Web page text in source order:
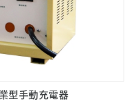
型手動充電器